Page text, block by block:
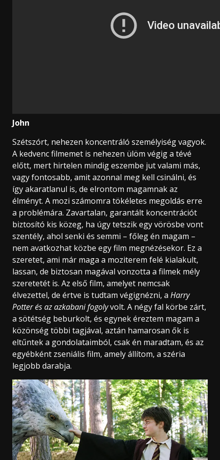
John
Szétszórt, nehezen koncentráló személyiség vagyok.
A kedvenc filmemet is nehezen ülöm végig a tévé
előtt, mert hirtelen mindig eszembe jut valami más,
vagy fontosabb, amit azonnal meg kell csinálni, és
így akaratlanul is, de elrontom magamnak az
élményt. A mozi számomra tökéletes megoldás erre
a problémára. Zavartalan, garantált koncentrációt
biztosító kis közeg, ha úgy tetszik egy vörösbe vont
szentély, ahol senki és semmi – főleg én magam –
nem avatkozhat közbe egy film megnézésekor. Ez a
szeretet, ami már maga a moziterem felé kialakult,
lassan, de biztosan magával vonzotta a filmek mély
szeretetét is. Az első film, amelyet nemcsak
élvezettel, de értve is tudtam végignézni, a Harry
Potter és az azkabani fogolyvolt. A négy fal körbe zárt,
a sötétség beburkolt, és egynek éreztem magam a
közönség többi tagjával, aztán hamarosan ők is
eltűntek a gondolataimból, csak én maradtam, és az
egyébként zseniális film, amely állítom, a széria
legjobb darabja.